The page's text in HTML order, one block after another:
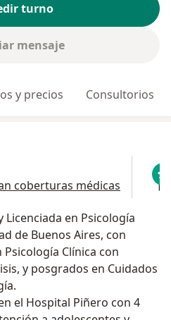
turno
mensaje
y precios Consultorios
coberturas médicas
Licenciada en Psicología
de Buenos Aires, con
Clínica con
y posgrados en Cuidados
el Hospital Piñero con 4